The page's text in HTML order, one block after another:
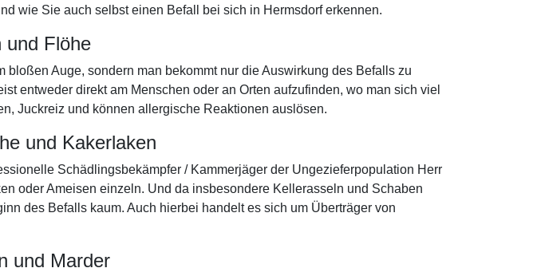
wie Sie auch selbst einen Befall bei sich in Hermsdorf erkennen.
und Flöhe
Auge, sondern man bekommt nur die Auswirkung des Befalls zu
entweder direkt am Menschen oder an Orten aufzufinden, wo man sich viel
Juckreiz und können allergische Reaktionen auslösen.
und Kakerlaken
Schädlingsbekämpfer / Kammerjäger der Ungezieferpopulation Herr
oder Ameisen einzeln. Und da insbesondere Kellerasseln und Schaben
des Befalls kaum. Auch hierbei handelt es sich um Überträger von
und Marder